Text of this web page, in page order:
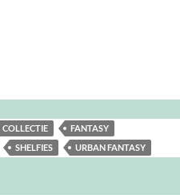
COLLECTIE
FANTASY
SHELFIES URBAN FANTASY